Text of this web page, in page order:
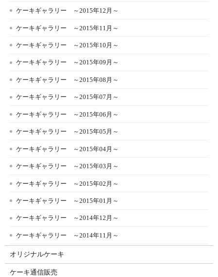
ケーキギャラリー ～2015年12月～
ケーキギャラリー ～2015年11月～
ケーキギャラリー ～2015年10月～
ケーキギャラリー ～2015年09月～
ケーキギャラリー ～2015年08月～
ケーキギャラリー ～2015年07月～
ケーキギャラリー ～2015年06月～
ケーキギャラリー ～2015年05月～
ケーキギャラリー ～2015年04月～
ケーキギャラリー ～2015年03月～
ケーキギャラリー ～2015年02月～
ケーキギャラリー ～2015年01月～
ケーキギャラリー ～2014年12月～
ケーキギャラリー ～2014年11月～
オリジナルケーキ
ケーキ通信販売